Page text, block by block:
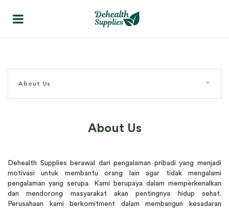
About Us
About Us
Dehealth Supplies berawal dari pengalaman pribadi yang menjadi
motivasi untuk membantu orang lain agar tidak mengalami
pengalaman yang serupa. Kami berupaya dalam memperkenalkan
dan mendorong masyarakat akan pentingnya hidup sehat.
Perusahaan kami berkomitment dalam membangun kesadaran